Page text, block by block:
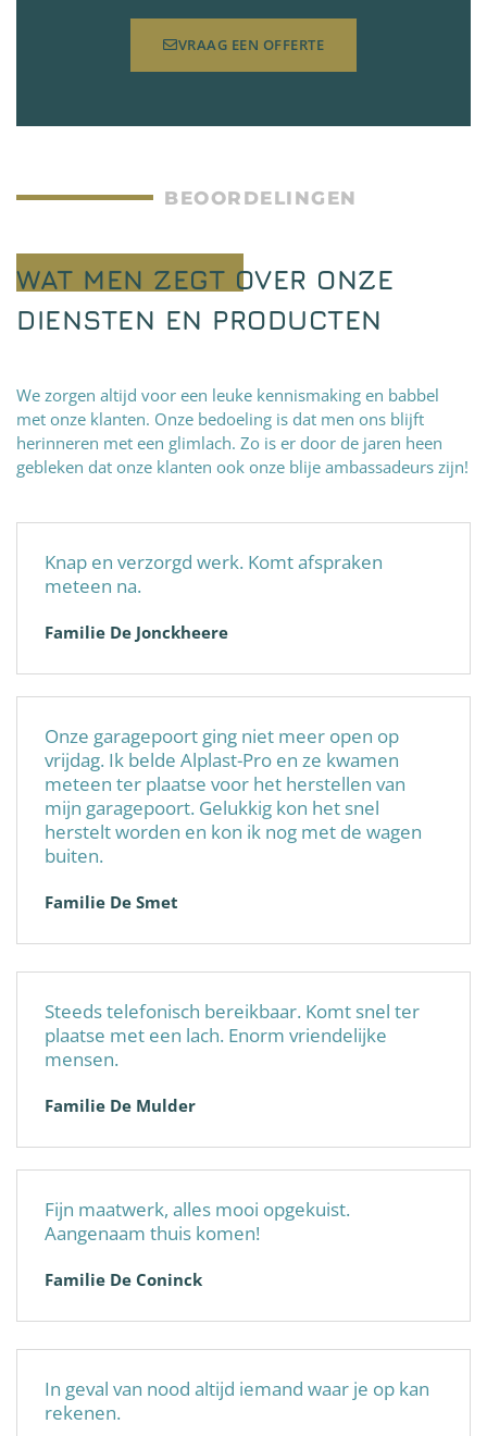
VRAAG EEN OFFERTE
BEOORDELINGEN
WAT MEN ZEGT OVER ONZE
DIENSTEN EN PRODUCTEN
We zorgen altijd voor een leuke kennismaking en babbel
met onze klanten. Onze bedoeling is dat men ons blijft
herinneren met een glimlach. Zo is er door de jaren heen
gebleken dat onze klanten ook onze blije ambassadeurs zijn!
Knap en verzorgd werk. Komt afspraken
meteen na.
Familie De Jonckheere
Onze garagepoort ging niet meer open op
vrijdag. Ik belde Alplast-Pro en ze kwamen
meteen ter plaatse voor het herstellen van
mijn garagepoort. Gelukkig kon het snel
herstelt worden en kon ik nog met de wagen
buiten.
Familie De Smet
Steeds telefonisch bereikbaar. Komt snel ter
plaatse met een lach. Enorm vriendelijke
mensen.
Familie De Mulder
Fijn maatwerk, alles mooi opgekuist.
Aangenaam thuis komen!
Familie De Coninck
In geval van nood altijd iemand waar je op kan
rekenen.